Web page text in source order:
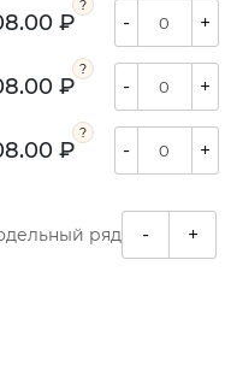
₽ - +
₽ - +
₽ - +
ряд - +